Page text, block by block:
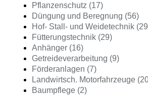
Pflanzenschutz (17)
Düngung und Beregnung (56)
Hof- Stall- und Weidetechnik
Fütterungstechnik (29)
Anhänger (16)
Getreideverarbeitung (9)
Förderanlagen (7)
Landwirtsch. Motorfahrzeuge
Baumpflege (2)